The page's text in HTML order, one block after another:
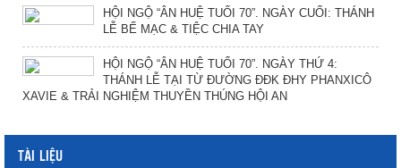
HỘI NGỘ “ÂN HUỆ TUỔI 70”. NGÀY CUỐI: THÁNH
LỄ BẾ MẠC & TIỆC CHIA TAY
HỘI NGỘ “ÂN HUỆ TUỔI 70”. NGÀY THỨ 4:
THÁNH LỄ TẠI TỪ ĐƯỜNG ĐĐK ĐHY PHANXICÔ
XAVIE & TRẢI NGHIỆM THUYỀN THÚNG HỘI AN
TÀI LIỆU